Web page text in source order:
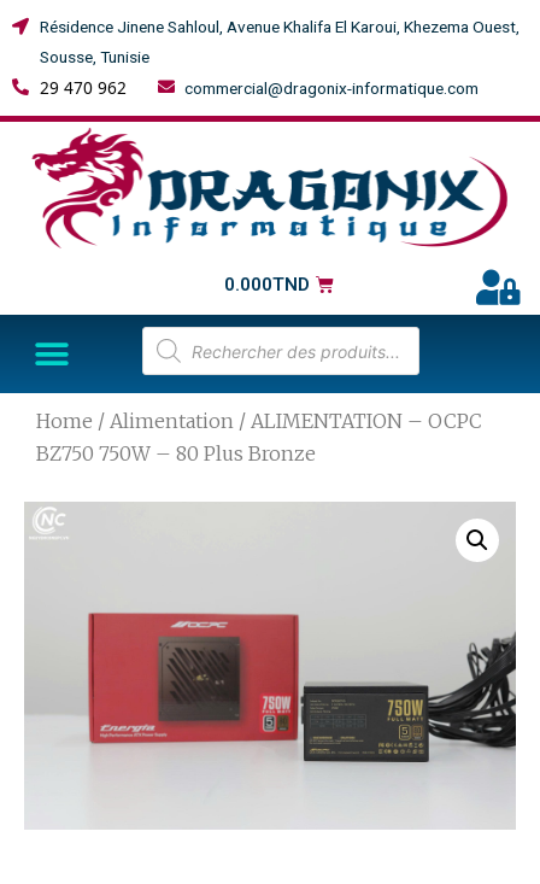
Résidence Jinene Sahloul, Avenue Khalifa El Karoui, Khezema Ouest,
Sousse, Tunisie
29 470 962 commercial@dragonix-informatique.com
0.000TND
Home / Alimentation / ALIMENTATION – OCPC
BZ750 750W – 80 Plus Bronze